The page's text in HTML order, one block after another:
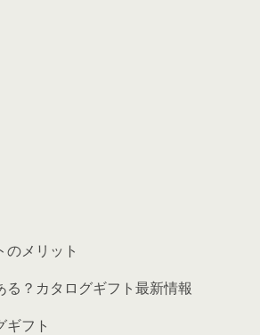
のメリット
る？カタログギフト最新情報
ギフト